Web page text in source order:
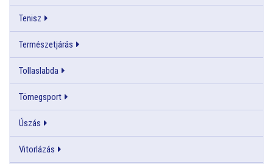
Tenisz
Természetjárás
Tollaslabda
Tömegsport
Úszás
Vitorlázás